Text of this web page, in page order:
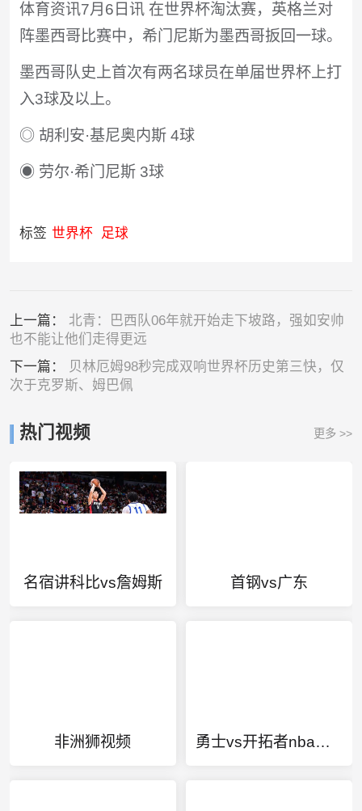
体育资讯7月6日讯 在世界杯淘汰赛，英格兰对
阵墨西哥比赛中，希门尼斯为墨西哥扳回一球。
墨西哥队史上首次有两名球员在单届世界杯上打
入3球及以上。
◎ 胡利安·基尼奥内斯 4球
◉ 劳尔·希门尼斯 3球
标签 世界杯 足球
上一篇： 北青：巴西队06年就开始走下坡路，强如安帅
也不能让他们走得更远
下一篇：
贝林厄姆98秒完成双响世界杯历史第三快，仅
次于克罗斯、姆巴佩
热门视频 更多 >>
名宿讲科比vs詹姆斯 首钢vs广东
非洲狮视频 勇士vs开拓者nba常规赛